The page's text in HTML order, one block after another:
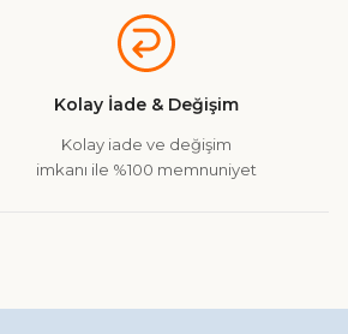
Kolay İade & Değişim
Kolay iade ve değişim
imkanı ile %100 memnuniyet